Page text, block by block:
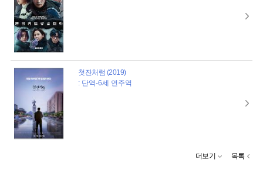
첫잔처럼 (2019)
: 단역-6세 연주역
더보기 목록